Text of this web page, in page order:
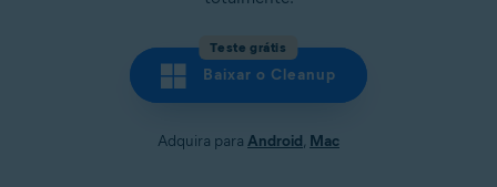
Teste grátis
Baixar o Cleanup
Adquira para Android, Mac